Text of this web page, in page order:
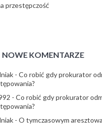
przestępczość
NOWE KOMENTARZE
- Co robić gdy prokurator
- Co robić gdy prokurator
- O tymczasowym